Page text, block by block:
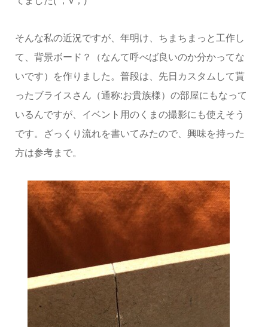
そんな私の近況ですが、年明け、ちまちまっと工作し
て、背景ボード？（なんて呼べば良いのか分かってな
いです）を作りました。普段は、先日カスタムして貰
ったブライスさん（通称:お貴族様）の部屋にもなって
いるんですが、イベント用のくまの撮影にも使えそう
です。ざっくり流れを書いてみたので、興味を持った
方は参考まで。